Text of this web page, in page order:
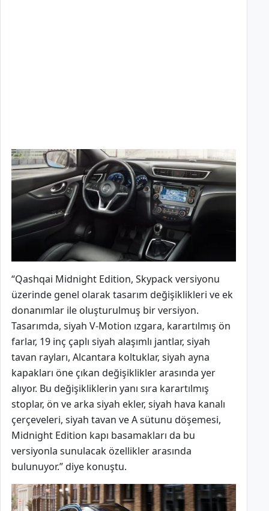
“Qashqai Midnight Edition, Skypack versiyonu
üzerinde genel olarak tasarım değişiklikleri ve ek
donanımlar ile oluşturulmuş bir versiyon.
Tasarımda, siyah V-Motion ızgara, karartılmış ön
farlar, 19 inç çaplı siyah alaşımlı jantlar, siyah
tavan rayları, Alcantara koltuklar, siyah ayna
kapakları öne çıkan değişiklikler arasında yer
alıyor. Bu değişikliklerin yanı sıra karartılmış
stoplar, ön ve arka siyah ekler, siyah hava kanalı
çerçeveleri, siyah tavan ve A sütunu döşemesi,
Midnight Edition kapı basamakları da bu
versiyonla sunulacak özellikler arasında
bulunuyor.” diye konuştu.